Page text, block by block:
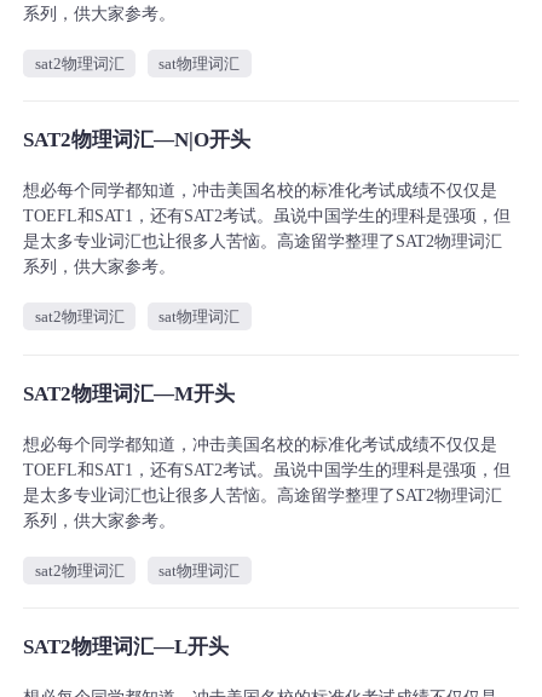
系列，供大家参考。
sat2物理词汇 sat物理词汇
SAT2物理词汇—N|O开头
想必每个同学都知道，冲击美国名校的标准化考试成绩不仅仅是
TOEFL和SAT1，还有SAT2考试。虽说中国学生的理科是强项，但
是太多专业词汇也让很多人苦恼。高途留学整理了SAT2物理词汇
系列，供大家参考。
sat2物理词汇 sat物理词汇
SAT2物理词汇—M开头
想必每个同学都知道，冲击美国名校的标准化考试成绩不仅仅是
TOEFL和SAT1，还有SAT2考试。虽说中国学生的理科是强项，但
是太多专业词汇也让很多人苦恼。高途留学整理了SAT2物理词汇
系列，供大家参考。
sat2物理词汇 sat物理词汇
SAT2物理词汇—L开头